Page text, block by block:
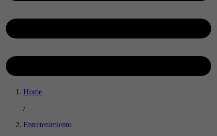
Home
/
Entretenimiento